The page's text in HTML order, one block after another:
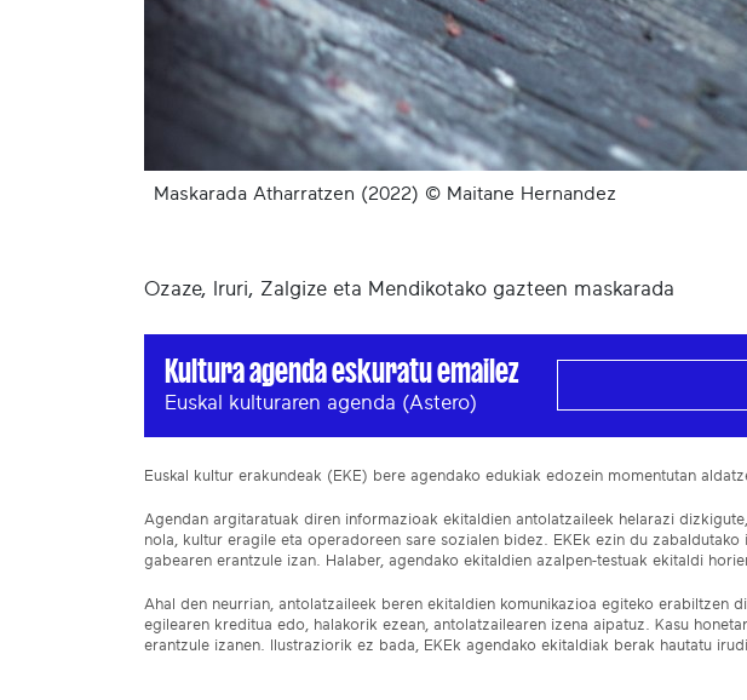
Maskarada Atharratzen (2022) © Maitane Hernandez
Ozaze, Iruri, Zalgize eta Mendikotako gazteen maskarada
Kultura agenda eskuratu emailez
Euskal kulturaren agenda (Astero)
Euskal kultur erakundeak (EKE) bere agendako edukiak edozein momentutan
Agendan argitaratuak diren informazioak ekitaldien antolatzaileek helarazi
nola, kultur eragile eta operadoreen sare sozialen bidez. EKEk ezin du
gabearen erantzule izan. Halaber, agendako ekitaldien azalpen-testuak ekitaldi
Ahal den neurrian, antolatzaileek beren ekitaldien komunikazioa egiteko erabiltzen
egilearen kreditua edo, halakorik ezean, antolatzailearen izena aipatuz. Kasu
erantzule izanen. Ilustraziorik ez bada, EKEk agendako ekitaldiak berak hautatu